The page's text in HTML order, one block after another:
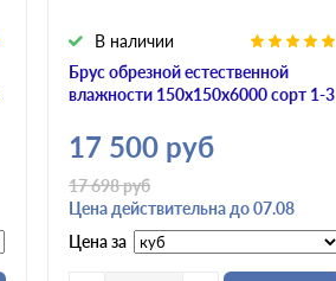
Брус обрезной естественной
влажности 150х150х6000 сорт 1-3
В наличии
17 500 руб
17 698руб
Цена действительна до 07.08
Цена за